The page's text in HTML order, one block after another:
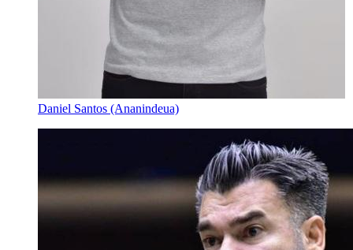
Daniel Santos (Ananindeua)